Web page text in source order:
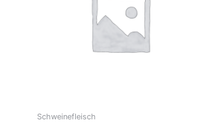
Schweinefleisch